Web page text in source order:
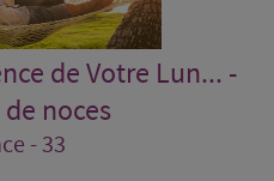
de Votre Lun... -
noces
- 33